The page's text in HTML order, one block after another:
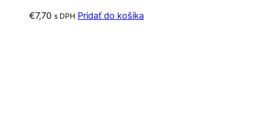
€7,70 s DPH Pridať do košíka